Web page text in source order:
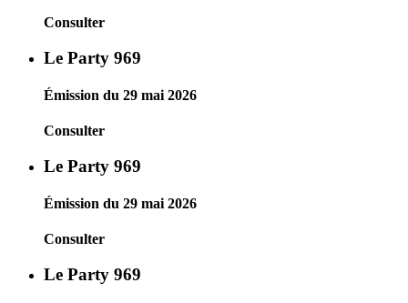
Consulter
Le Party 969
Émission du 29 mai 2026
Consulter
Le Party 969
Émission du 29 mai 2026
Consulter
Le Party 969